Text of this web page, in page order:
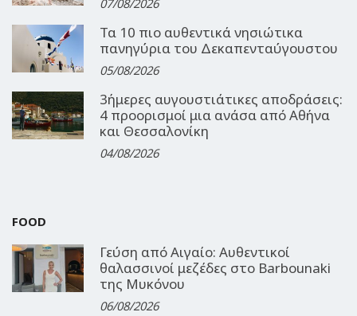
07/08/2026
Τα 10 πιο αυθεντικά νησιώτικα
πανηγύρια του Δεκαπενταύγουστου
05/08/2026
3ήμερες αυγουστιάτικες αποδράσεις:
4 προορισμοί μια ανάσα από Αθήνα
και Θεσσαλονίκη
04/08/2026
FOOD
Γεύση από Αιγαίο: Αυθεντικοί
θαλασσινοί μεζέδες στο Barbounaki
της Μυκόνου
06/08/2026